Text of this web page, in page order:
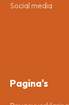
Social media
Pagina's